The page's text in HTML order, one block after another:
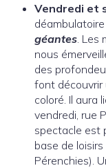
Vendredi et
déambulatoire
géantes .
nous
des
font découvrir
coloré. Il aura
vendredi, rue
spectacle est
base de
Pérenchies).